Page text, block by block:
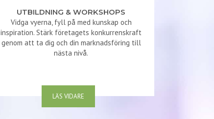
UTBILDNING & WORKSHOPS
Vidga vyerna, fyll på med kunskap och
inspiration. Stärk företagets konkurrenskraft
genom att ta dig och din marknadsföring till
nästa nivå.
LÄS VIDARE